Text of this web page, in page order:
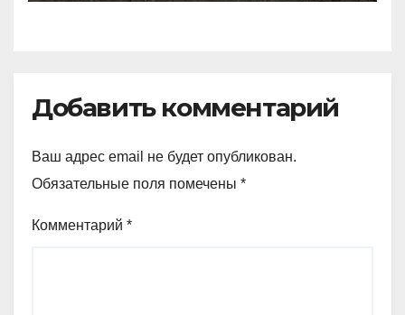
Добавить комментарий
Ваш адрес email не будет опубликован.
Обязательные поля помечены *
Комментарий *